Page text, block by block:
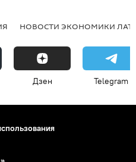
НОВОСТИ ЭКОНОМИКИ
Дзен Telegram